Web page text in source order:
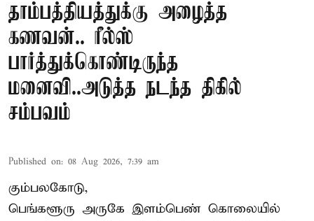
தாம்பத்தியத்துக்கு அழைத்த
கணவன்.. ரீல்ஸ்
பார்த்துக்கொண்டிருந்த
மனைவி..அடுத்த நடந்த திகில்
சம்பவம்
Published on: 08 Aug 2026, 7:39 am
கும்பலகோடு,
பெங்களூரு அருகே இளம்பெண் கொலையில்